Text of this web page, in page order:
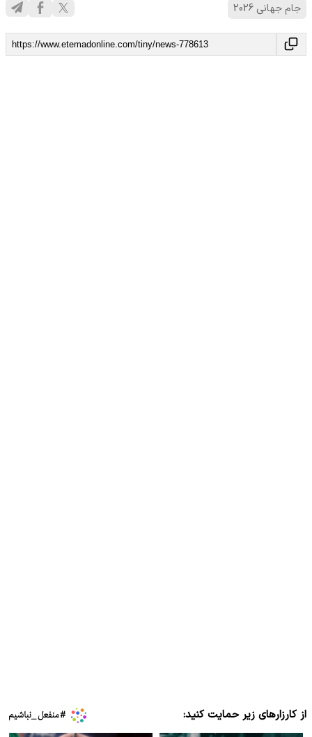
جام جهانی 2026
از کارزارهای زیر حمایت کنید: